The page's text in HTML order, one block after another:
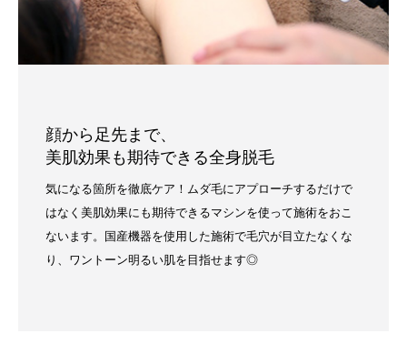
顔から足先まで、
美肌効果も期待できる全身脱毛
気になる箇所を徹底ケア！ムダ毛にアプローチするだけで
はなく美肌効果にも期待できるマシンを使って施術をおこ
ないます。国産機器を使用した施術で毛穴が目立たなくな
り、ワントーン明るい肌を目指せます◎